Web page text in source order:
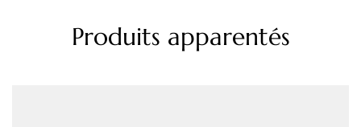
Produits apparentés